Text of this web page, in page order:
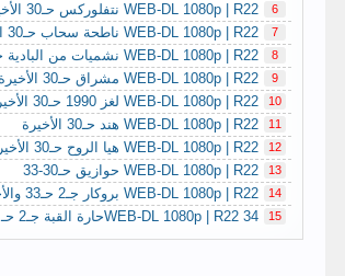
6
WEB-DL 1080p | R22 نتفلوركس حـ30 الأخيرة
7
WEB-DL 1080p | R22 ناطحة سحاب حـ30 الأخيرة
8
WEB-DL 1080p | R22 نشميات من البادية حـ30 الأخيرة
9
WEB-DL 1080p | R22 مشراق حـ30 الأخيرة
10
WEB-DL 1080p | R22 لغز 1990 حـ30 الأخيرة
11
WEB-DL 1080p | R22 هند حـ30 الأخيرة
12
WEB-DL 1080p | R22 هيا الروح حـ30 الأخيرة
13
WEB-DL 1080p | R22 حوازيق حـ30-33
14
WEB-DL 1080p | R22 بروكار جـ2 حـ33 والأخيرة
15
WEB-DL 1080p | R22 34حارة القبة جـ2 حـ